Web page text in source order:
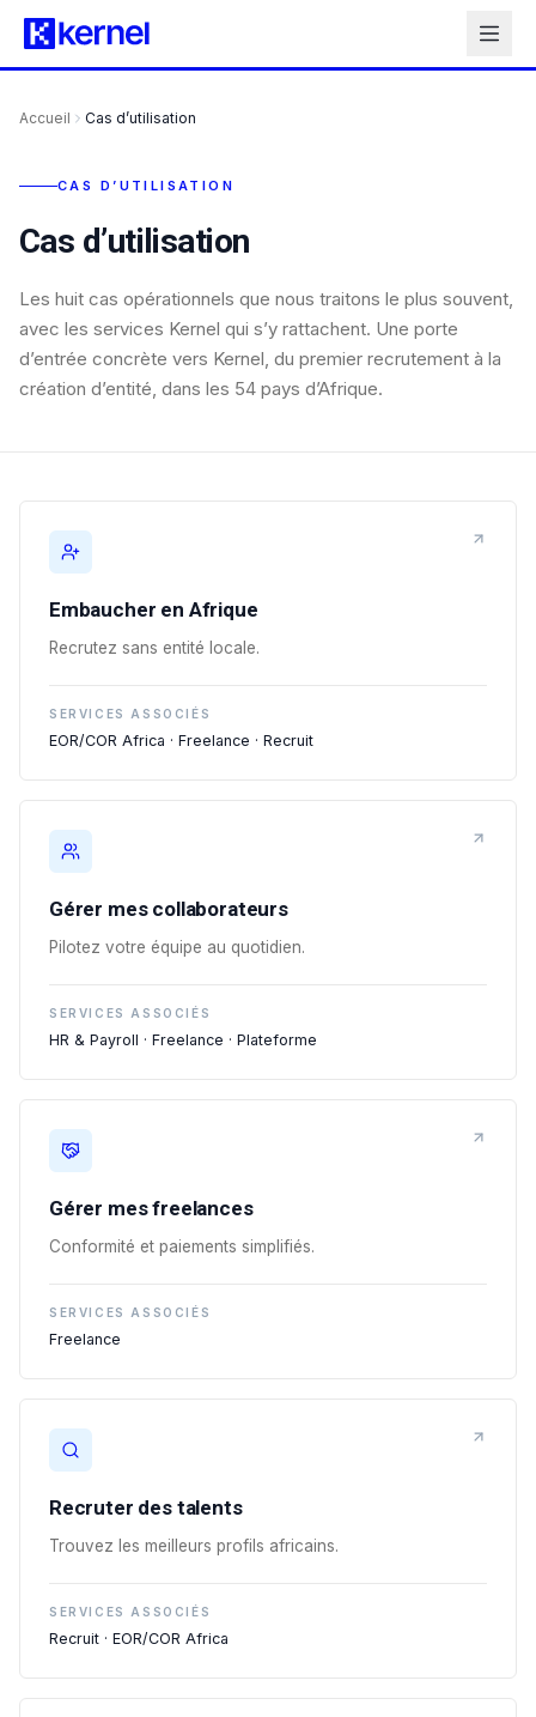
Accueil Cas d’utilisation
CAS D’UTILISATION
Cas d’utilisation
Les huit cas opérationnels que nous traitons le plus souvent,
avec les services Kernel qui s’y rattachent. Une porte
d’entrée concrète vers Kernel, du premier recrutement à la
création d’entité, dans les 54 pays d’Afrique.
Embaucher en Afrique
Recrutez sans entité locale.
SERVICES ASSOCIÉS
EOR/COR Africa · Freelance · Recruit
Gérer mes collaborateurs
Pilotez votre équipe au quotidien.
SERVICES ASSOCIÉS
HR & Payroll · Freelance · Plateforme
Gérer mes freelances
Conformité et paiements simplifiés.
SERVICES ASSOCIÉS
Freelance
Recruter des talents
Trouvez les meilleurs profils africains.
SERVICES ASSOCIÉS
Recruit · EOR/COR Africa